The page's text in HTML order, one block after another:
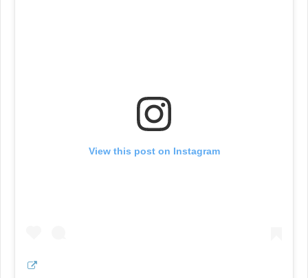
View this post on Instagram